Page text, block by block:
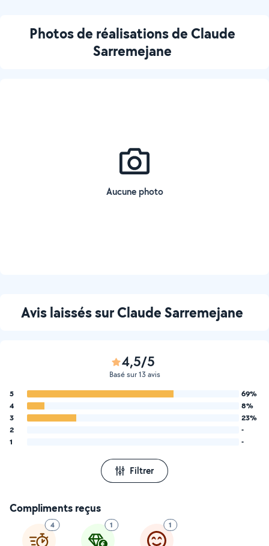
Photos de réalisations de Claude
Sarremejane
Aucune photo
Avis laissés sur Claude Sarremejane
4,5/5
Basé sur 13 avis
5
69%
4
8%
3
23%
2
-
1
-
Filtrer
Compliments reçus
4 1 1